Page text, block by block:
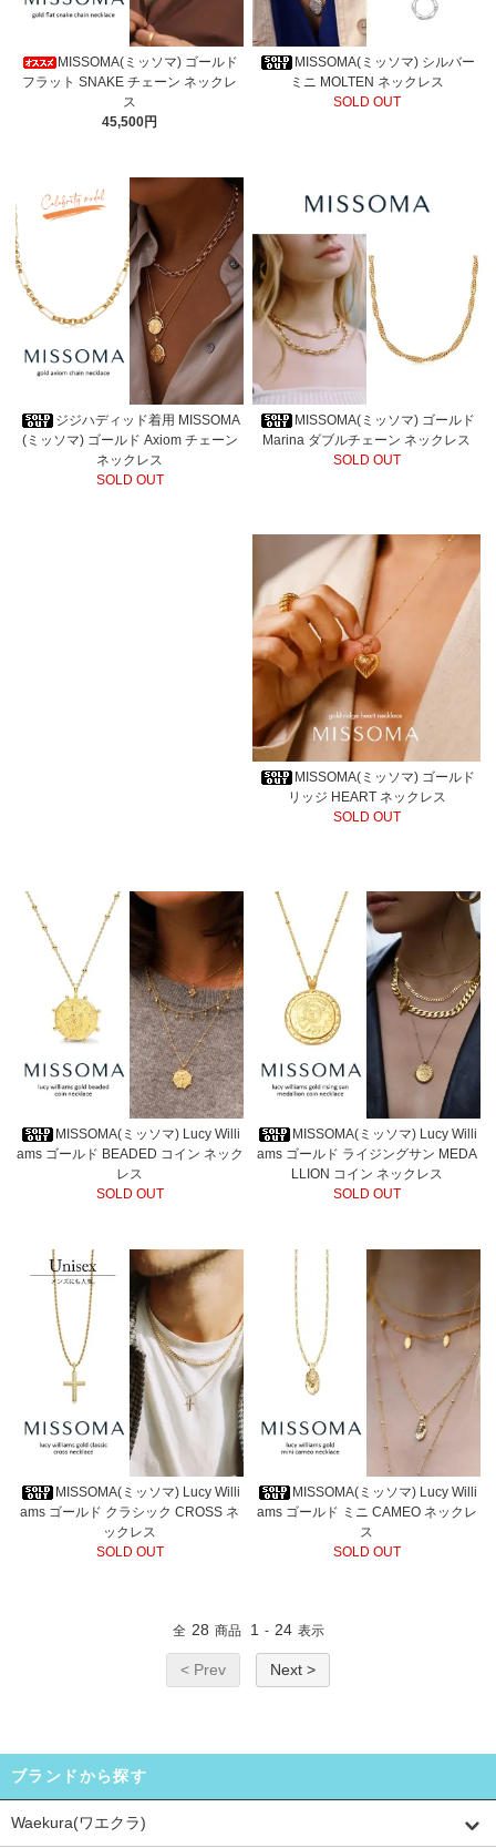
MISSOMA(ミッソマ) ゴールド
フラット SNAKE チェーン ネックレ
ス
45,500円
MISSOMA(ミッソマ) シルバー
ミニ MOLTEN ネックレス
SOLD OUT
ジジハディッド着用 MISSOMA
(ミッソマ) ゴールド Axiom チェーン
ネックレス
SOLD OUT
MISSOMA(ミッソマ) ゴールド
Marina ダブルチェーン ネックレス
SOLD OUT
MISSOMA(ミッソマ) ゴールド
リッジ HEART ネックレス
SOLD OUT
MISSOMA(ミッソマ) Lucy Willi
ams ゴールド BEADED コイン ネック
レス
SOLD OUT
MISSOMA(ミッソマ) Lucy Willi
ams ゴールド ライジングサン MEDA
LLION コイン ネックレス
SOLD OUT
MISSOMA(ミッソマ) Lucy Willi
ams ゴールド クラシック CROSS ネ
ックレス
SOLD OUT
MISSOMA(ミッソマ) Lucy Willi
ams ゴールド ミニ CAMEO ネックレ
ス
SOLD OUT
全 28 商品 1 - 24 表示
< Prev Next >
ブランドから探す
Waekura(ワエクラ)